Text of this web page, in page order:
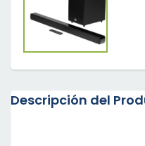
Descripción del